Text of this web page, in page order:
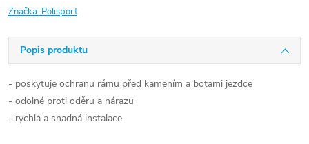
Značka: Polisport
Popis produktu
- poskytuje ochranu rámu před kamením a botami jezdce
- odolné proti oděru a nárazu
- rychlá a snadná instalace